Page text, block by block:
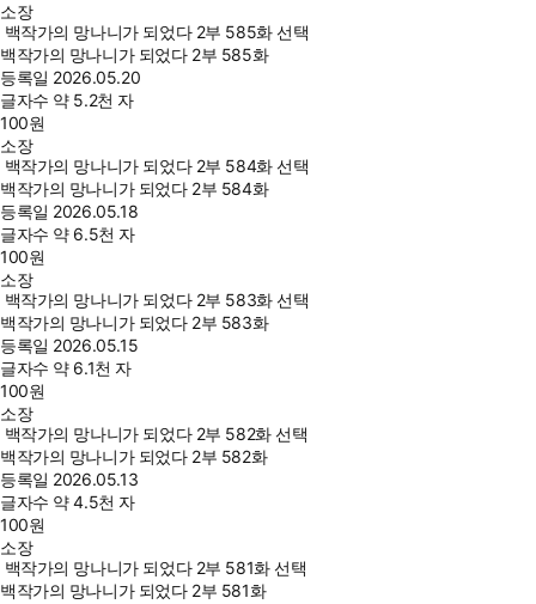
소장
백작가의 망나니가 되었다 2부 585화 선택
백작가의 망나니가 되었다 2부 585화
등록일 2026.05.20
글자수 약 5.2천 자
100원
소장
백작가의 망나니가 되었다 2부 584화 선택
백작가의 망나니가 되었다 2부 584화
등록일 2026.05.18
글자수 약 6.5천 자
100원
소장
백작가의 망나니가 되었다 2부 583화 선택
백작가의 망나니가 되었다 2부 583화
등록일 2026.05.15
글자수 약 6.1천 자
100원
소장
백작가의 망나니가 되었다 2부 582화 선택
백작가의 망나니가 되었다 2부 582화
등록일 2026.05.13
글자수 약 4.5천 자
100원
소장
백작가의 망나니가 되었다 2부 581화 선택
백작가의 망나니가 되었다 2부 581화